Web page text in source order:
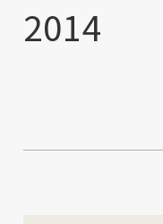
2014